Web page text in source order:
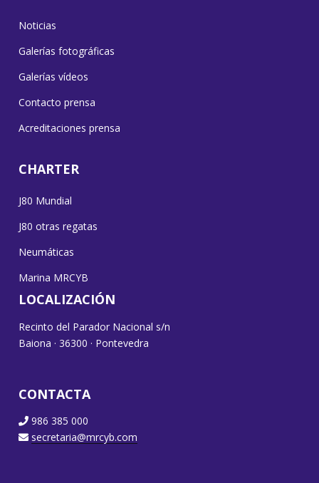
Noticias
Galerías fotográficas
Galerías vídeos
Contacto prensa
Acreditaciones prensa
CHARTER
J80 Mundial
J80 otras regatas
Neumáticas
Marina MRCYB
LOCALIZACIÓN
Recinto del Parador Nacional s/n
Baiona · 36300 · Pontevedra
CONTACTA
986 385 000
secretaria@mrcyb.com